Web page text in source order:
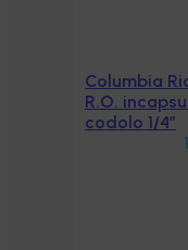
Aggiungi al
Columbia
R.O.
codolo 1/4″